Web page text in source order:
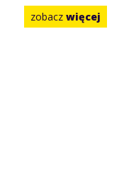
zobacz więcej